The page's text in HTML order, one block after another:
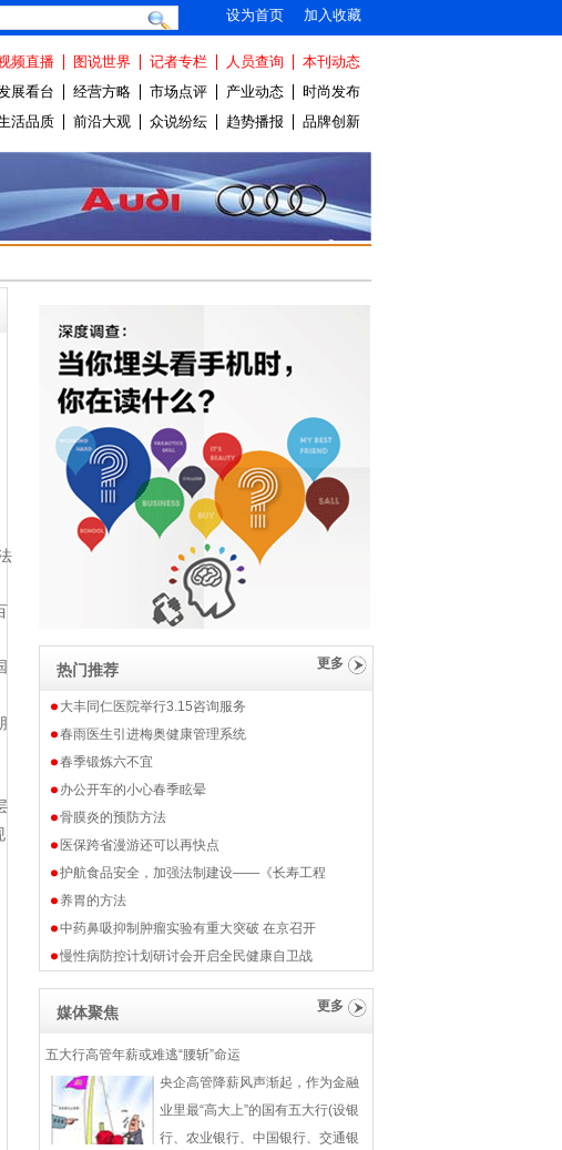
加入收藏
设为首页
频直播 图说世界 记者专栏 人员查询
本刊动态
展看台 经营方略 市场点评 产业动态
时尚发布
活品质 前沿大观 众说纷纭 趋势播报 品牌创新
热门推荐 更多
大丰同仁医院举行3.15咨询服务
春雨医生引进梅奥健康管理系统
春季锻炼六不宜
办公开车的小心春季眩晕
骨膜炎的预防方法
医保跨省漫游还可以再快点
护航食品安全，加强法制建设——《长寿工程
养胃的方法
中药鼻吸抑制肿瘤实验有重大突破 在京召开
慢性病防控计划研讨会开启全民健康自卫战
媒体聚焦 更多
五大行高管年薪或难逃“腰斩”命运
央企高管降薪风声渐起，作为金融
业里最“高大上”的国有五大行(设银
行、农业银行、中国银行、交通银